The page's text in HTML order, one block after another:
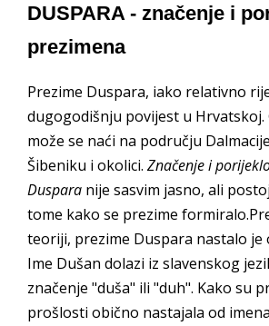
DUSPARA - značenje i
prezimena
Prezime Duspara, iako relativno
dugogodišnju povijest u Hrvatskoj.
može se naći na području
Šibeniku i okolici. Značenje i
Duspara nije sasvim jasno, ali
tome kako se prezime
teoriji, prezime Duspara nastalo je
Ime Dušan dolazi iz slavenskog
značenje "duša" ili "duh". Kako su
prošlosti obično nastajala od